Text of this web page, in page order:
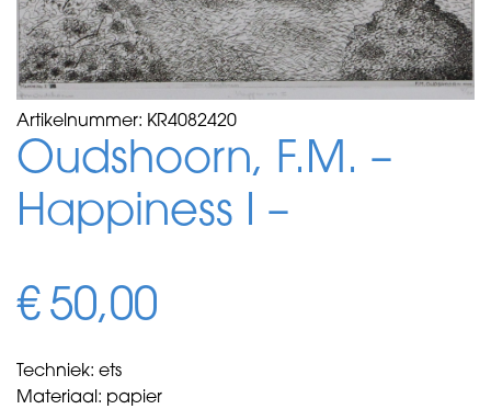
Artikelnummer: KR4082420
Oudshoorn, F.M. –
Happiness I –
€ 50,00
Techniek: ets
Materiaal: papier